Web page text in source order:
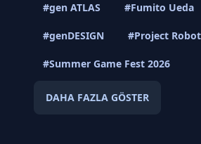
#gen ATLAS #Fumito Ueda
#genDESIGN #Project Robot
#Summer Game Fest 2026
DAHA FAZLA GÖSTER